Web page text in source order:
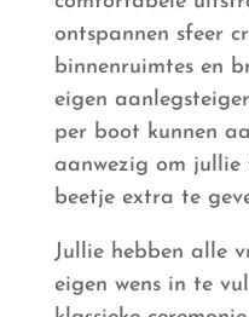
ontspannen sfeer
binnenruimtes en
eigen
per boot kunnen
aanwezig om
beetje extra te
Jullie hebben alle
eigen wens in te